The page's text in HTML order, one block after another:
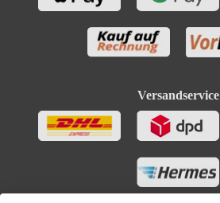
Versandservice